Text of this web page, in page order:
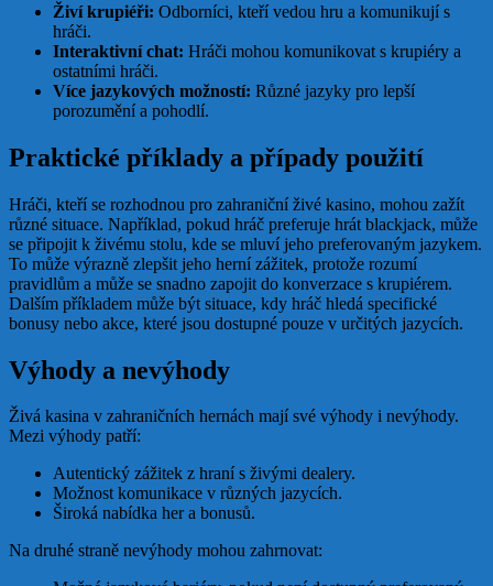
Živí krupiéři: Odborníci, kteří vedou hru a komunikují s
hráči.
Interaktivní chat: Hráči mohou komunikovat s krupiéry a
ostatními hráči.
Více jazykových možností: Různé jazyky pro lepší
porozumění a pohodlí.
Praktické příklady a případy použití
Hráči, kteří se rozhodnou pro zahraniční živé kasino, mohou zažít
různé situace. Například, pokud hráč preferuje hrát blackjack, může
se připojit k živému stolu, kde se mluví jeho preferovaným jazykem.
To může výrazně zlepšit jeho herní zážitek, protože rozumí
pravidlům a může se snadno zapojit do konverzace s krupiérem.
Dalším příkladem může být situace, kdy hráč hledá specifické
bonusy nebo akce, které jsou dostupné pouze v určitých jazycích.
Výhody a nevýhody
Živá kasina v zahraničních hernách mají své výhody i nevýhody.
Mezi výhody patří:
Autentický zážitek z hraní s živými dealery.
Možnost komunikace v různých jazycích.
Široká nabídka her a bonusů.
Na druhé straně nevýhody mohou zahrnovat: